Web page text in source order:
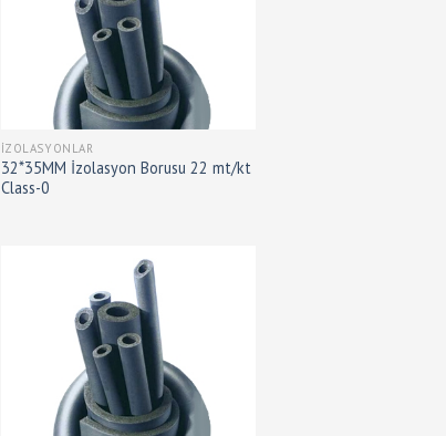
İZOLASYONLAR
32*35MM İzolasyon Borusu 22 mt/kt
Class-0